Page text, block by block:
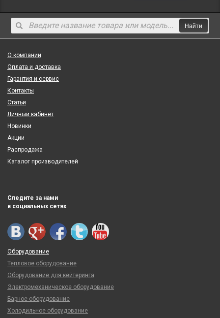
Найти
О компании
Оплата и доставка
Гарантия и сервис
Контакты
Статьи
Личный кабинет
Новинки
Акции
Распродажа
Каталог производителей
Следите за нами
в социальных сетях
Оборудование
Тепловое оборудование
Оборудование для кейтеринга
Электромеханическое оборудование
Барное оборудование
Холодильное оборудование